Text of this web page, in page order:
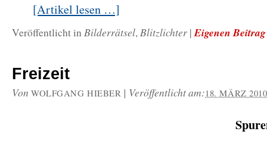
[Artikel lesen …]
Veröffentlicht inBilderrätsel,Blitzlichter | Eigenen
Freizeit
Von WOLFGANG HIEBER | Veröffentlicht am:18. MÄRZ 2010